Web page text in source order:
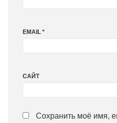
EMAIL *
САЙТ
Сохранить моё имя,